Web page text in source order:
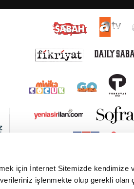
için İnternet Sitemizde kendimize
işlenmekte olup gerekli olan